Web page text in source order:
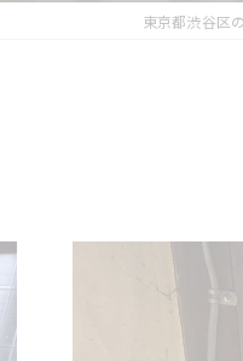
東京都渋谷区